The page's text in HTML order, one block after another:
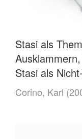
Stasi als
Stasi als
Corino, Karl